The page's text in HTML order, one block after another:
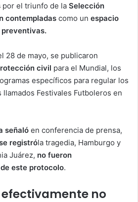
por el triunfo de la Selección
contempladas como un espacio
preventivas.
28 de mayo, se publicaron
civil para el Mundial, los
específicos para regular los
Festivales Futboleros en
señaló en conferencia de prensa,
registróla tragedia, Hamburgo y
Juárez, no fueron
de este protocolo.
efectivamente no